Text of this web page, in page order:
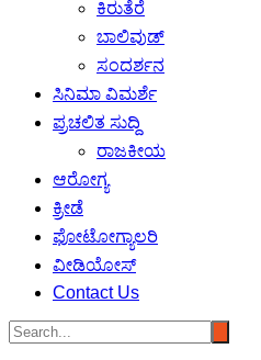
ಕಿರುತೆರೆ
ಬಾಲಿವುಡ್
ಸಂದರ್ಶನ
ಸಿನಿಮಾ ವಿಮರ್ಶೆ
ಪ್ರಚಲಿತ ಸುದ್ದಿ
ರಾಜಕೀಯ
ಆರೋಗ್ಯ
ಕ್ರೀಡೆ
ಫೋಟೋಗ್ಯಾಲರಿ
ವೀಡಿಯೋಸ್
Contact Us